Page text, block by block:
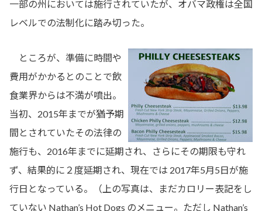
一部の州においては施行されていたが、オバマ政権は全国
レベルでの法制化に踏み切った。
ところが、準備に時間や
費用がかかるとのことで飲
食業界からは不満が噴出。
当初、2015年までが猶予期
間とされていたその法律の
施行も、2016年までに延期され、さらにその期限も守れ
ず、結果的に２度延期され、現在では 2017年5月5日が施
行日となっている。（上の写真は、まだカロリー表記をし
ていない Nathan’s Hot Dogs のメニュー。ただし Nathan’s